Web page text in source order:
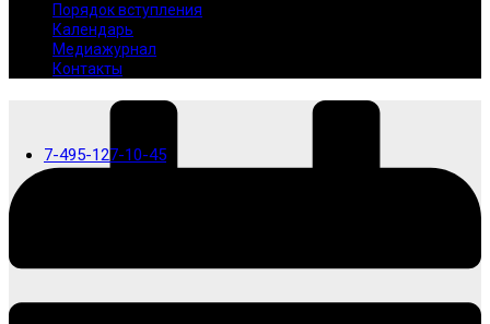
7-495-127-10-45
Порядок вступления
Календарь
Медиажурнал
Контакты